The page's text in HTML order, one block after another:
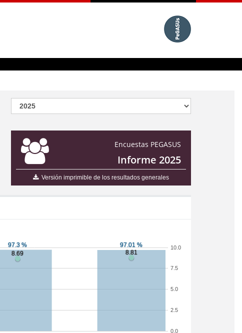
Encuestas PEGASUS
Informe 2025
Versión imprimible de los resultados generales
0.0
2.5
5.0
7.5
10.0